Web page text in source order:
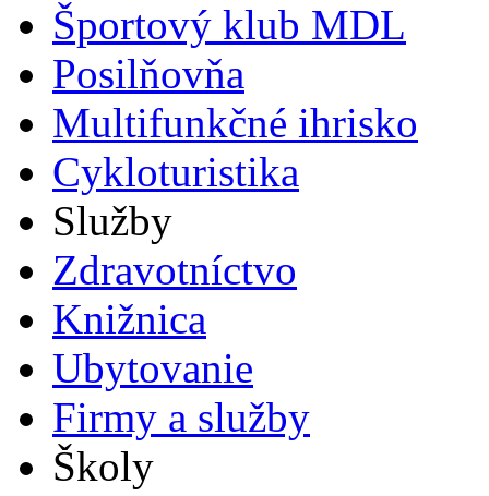
Športový klub MDL
Posilňovňa
Multifunkčné ihrisko
Cykloturistika
Služby
Zdravotníctvo
Knižnica
Ubytovanie
Firmy a služby
Školy